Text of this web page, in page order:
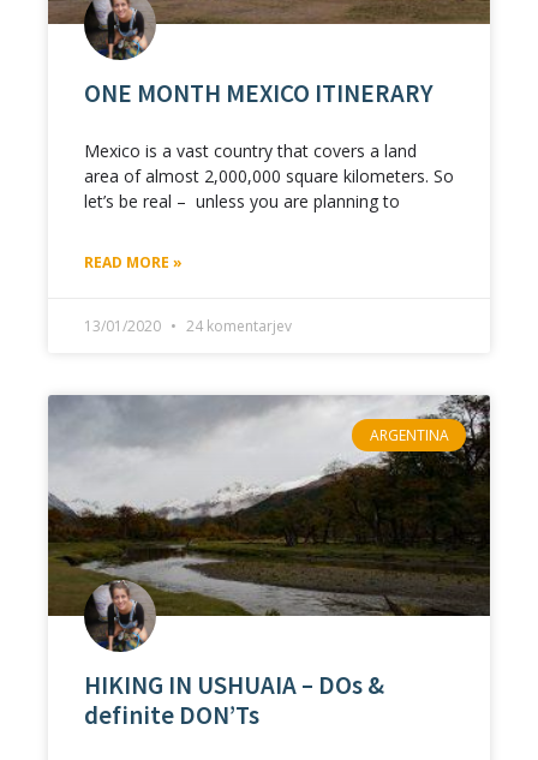
ONE MONTH MEXICO ITINERARY
Mexico is a vast country that covers a land
area of almost 2,000,000 square kilometers. So
let’s be real – unless you are planning to
READ MORE »
13/01/2020 24 komentarjev
ARGENTINA
HIKING IN USHUAIA – DOs &
definite DON’Ts